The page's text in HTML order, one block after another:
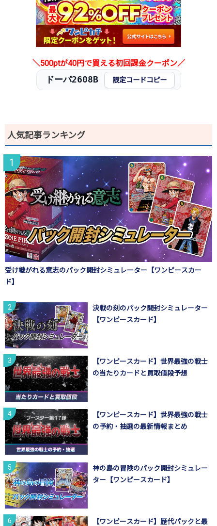
＼500ptが40円で買える初回課金クーポン／
ドーパ2608B 限定コードコピー
人気記事ランキング
受け継がれる意志のパック開封シミュレーター【ワンピースカー
ド】
決戦の刻のパック開封シミュレーター
【ワンピースカード】
【ワンピースカード】世界最強の戦士
の当たりカードと買取値段予想
【ワンピースカード】世界最強の戦士
の予約・抽選の最新情報まとめ
神の島の冒険のパック開封シミュレー
ター【ワンピースカード】
【ワンピースカード】歴代パックと最